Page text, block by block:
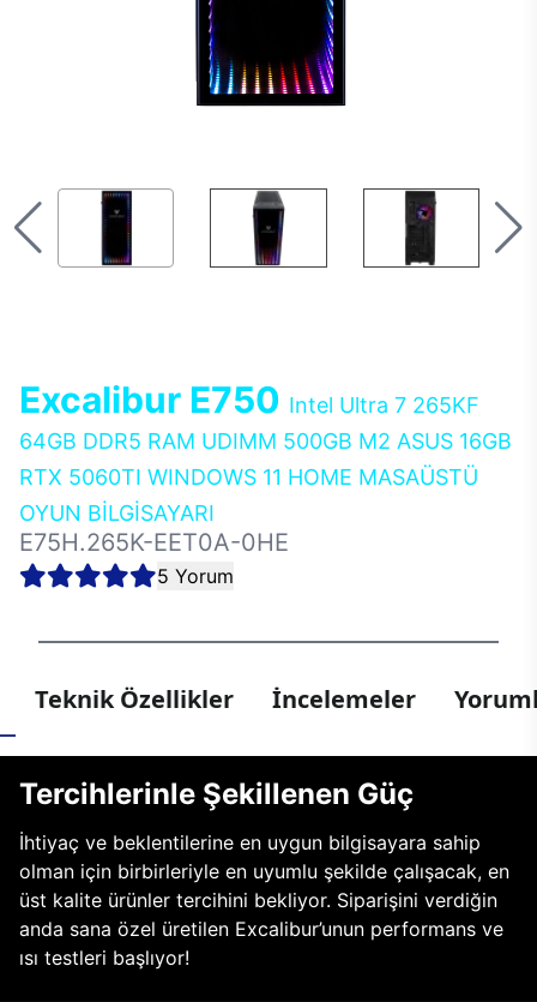
Excalibur E750 Intel Ultra 7 265KF
64GB DDR5 RAM UDIMM 500GB M2 ASUS 16GB
RTX 5060TI WINDOWS 11 HOME MASAÜSTÜ
OYUN BİLGİSAYARI
E75H.265K-EET0A-0HE
5 Yorum
Teknik Özellikler İncelemeler
Tercihlerinle Şekillenen Güç
İhtiyaç ve beklentilerine en uygun bilgisayara sahip
olman için birbirleriyle en uyumlu şekilde çalışacak, en
üst kalite ürünler tercihini bekliyor. Siparişini verdiğin
anda sana özel üretilen Excalibur’unun performans ve
ısı testleri başlıyor!